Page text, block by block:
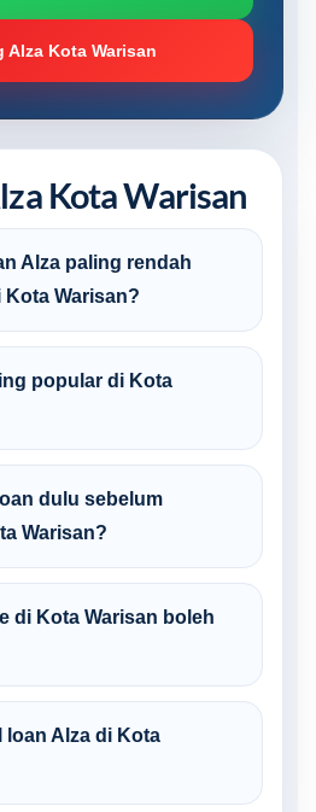
Alza Kota Warisan
Kota Warisan
Alza paling rendah
Warisan?
popular di Kota
dulu sebelum
Warisan?
di Kota Warisan boleh
loan Alza di Kota